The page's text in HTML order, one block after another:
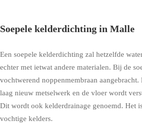
Soepele kelderdichting in Malle
Een soepele kelderdichting zal hetzelfde
echter met ietwat andere materialen. Bij de
vochtwerend noppenmembraan aangebracht.
laag nieuw metselwerk en de vloer wordt
Dit wordt ook kelderdrainage genoemd. Het
vochtige kelders.